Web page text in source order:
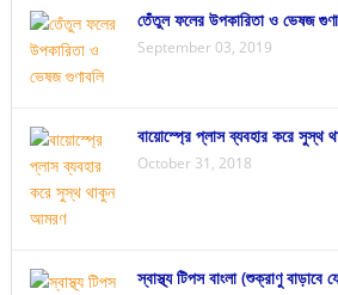
তেঁতুল ফলের উপকারিতা ও ভেষজ
September 03, 2019
বায়োস্প্রে প্লাস ব্যবহার করে সুস্থ
October 31, 2018
স্বাস্থ্য টিপস বাংলা (শুক্রাণু বাড়াবে